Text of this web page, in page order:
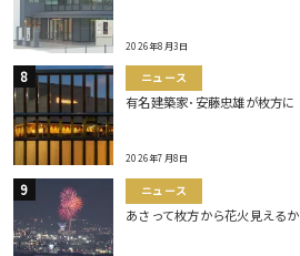
2026年8月3日
ニュース
有名建築家･安藤忠雄が枚方に
2026年7月8日
ニュース
あさって枚方から花火見える